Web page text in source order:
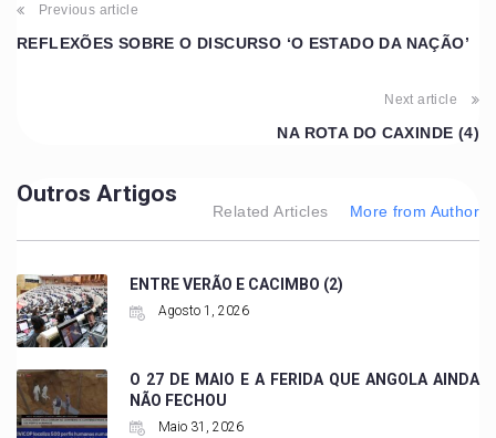
Previous article
REFLEXÕES SOBRE O DISCURSO ‘O ESTADO DA NAÇÃO’
Next article
NA ROTA DO CAXINDE (4)
Outros Artigos
Related Articles More from Author
ENTRE VERÃO E CACIMBO (2)
Agosto 1, 2026
O 27 DE MAIO E A FERIDA QUE ANGOLA AINDA
NÃO FECHOU
Maio 31, 2026